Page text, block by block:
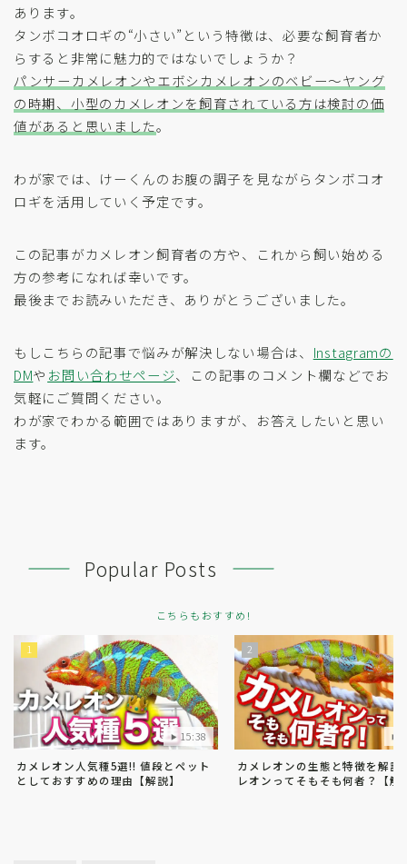
あります。
タンボコオロギの“小さい”という特徴は、必要な飼育者か
らすると非常に魅力的ではないでしょうか？
パンサーカメレオンやエボシカメレオンのベビー〜ヤング
の時期、小型のカメレオンを飼育されている方は検討の価
値があると思いました。
わが家では、けーくんのお腹の調子を見ながらタンボコオ
ロギを活用していく予定です。
この記事がカメレオン飼育者の方や、これから飼い始める
方の参考になれば幸いです。
最後までお読みいただき、ありがとうございました。
もしこちらの記事で悩みが解決しない場合は、 Instagramの
DMや お問い合わせページ、この記事のコメント欄などでお
気軽にご質問ください。
わが家でわかる範囲ではありますが、お答えしたいと思い
ます。
Popular Posts
こちらもおすすめ!
15:38
カメレオン人気種5選!! 値段とペット
としておすすめの理由【解説】
カメレオンの生態と特徴を解説
レオンってそもそも何者？【解